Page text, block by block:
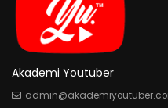
Akademi Youtuber